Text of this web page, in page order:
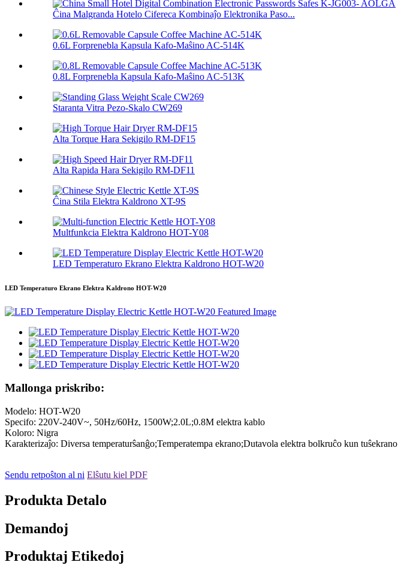
Ĉina Malgranda Hotelo Cifereca Kombinaĵo Elektronika Paso...
0.6L Forprenebla Kapsula Kafo-Maŝino AC-514K
0.8L Forprenebla Kapsula Kafo-Maŝino AC-513K
Staranta Vitra Pezo-Skalo CW269
Alta Torque Hara Sekigilo RM-DF15
Alta Rapida Hara Sekigilo RM-DF11
Ĉina Stila Elektra Kaldrono XT-9S
Multfunkcia Elektra Kaldrono HOT-Y08
LED Temperaturo Ekrano Elektra Kaldrono HOT-W20
LED Temperaturo Ekrano Elektra Kaldrono HOT-W20
Mallonga priskribo:
Modelo: HOT-W20
Specifo: 220V-240V~, 50Hz/60Hz, 1500W;2.0L;0.8M elektra kablo
Koloro: Nigra
Karakterizaĵo: Diversa temperaturŝanĝo;Temperatempa ekrano;Dutavola elektra bolkruĉo kun tuŝekrano
Sendu retpoŝton al ni Elŝutu kiel PDF
Produkta Detalo
Demandoj
Produktaj Etikedoj